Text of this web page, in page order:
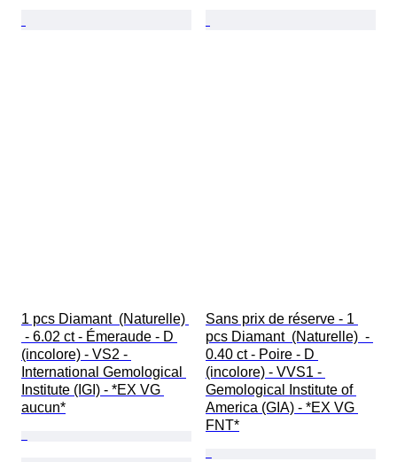
1 pcs Diamant  (Naturelle)
- 6.02 ct - Émeraude - D
(incolore) - VS2 -
International Gemological
Institute (IGI) - *EX VG
aucun*
Sans prix de réserve - 1
pcs Diamant  (Naturelle)  -
0.40 ct - Poire - D
(incolore) - VVS1 -
Gemological Institute of
America (GIA) - *EX VG
FNT*